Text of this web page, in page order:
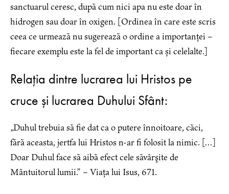
sanctuarul ceresc, după cum nici apa nu este doar în
hidrogen sau doar în oxigen. [Ordinea în care este scris
ceea ce urmează nu sugerează o ordine a importanței –
fiecare exemplu este la fel de important ca și celelalte.]
Relația dintre lucrarea lui Hristos pe
cruce și lucrarea Duhului Sfânt:
„Duhul trebuia să fie dat ca o putere înnoitoare, căci,
fără aceasta, jertfa lui Hristos n-ar fi folosit la nimic. […]
Doar Duhul face să aibă efect cele săvârşite de
Mântuitorul lumii.” – Viața lui Isus, 671.